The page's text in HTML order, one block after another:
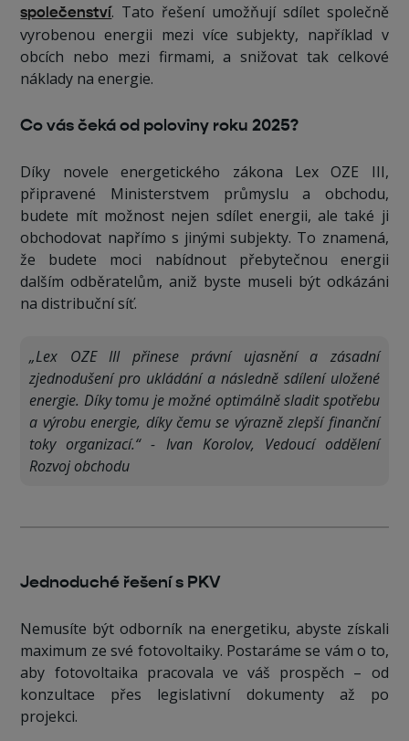
společenství. Tato řešení umožňují sdílet společně
vyrobenou energii mezi více subjekty, například v
obcích nebo mezi firmami, a snižovat tak celkové
náklady na energie.
Co vás čeká od poloviny roku 2025?
Díky novele energetického zákona Lex OZE III,
připravené Ministerstvem průmyslu a obchodu,
budete mít možnost nejen sdílet energii, ale také ji
obchodovat napřímo s jinými subjekty. To znamená,
že budete moci nabídnout přebytečnou energii
dalším odběratelům, aniž byste museli být odkázáni
na distribuční síť.
„Lex OZE III přinese právní ujasnění a zásadní
zjednodušení pro ukládání a následně sdílení uložené
energie. Díky tomu je možné optimálně sladit spotřebu
a výrobu energie, díky čemu se výrazně zlepší finanční
toky organizací.“ - Ivan Korolov, Vedoucí oddělení
Rozvoj obchodu
Jednoduché řešení s PKV
Nemusíte být odborník na energetiku, abyste získali
maximum ze své fotovoltaiky. Postaráme se vám o to,
aby fotovoltaika pracovala ve váš prospěch – od
konzultace přes legislativní dokumenty až po
projekci.